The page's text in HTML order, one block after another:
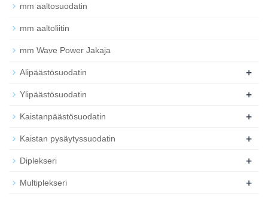
mm aaltosuodatin
mm aaltoliitin
mm Wave Power Jakaja
Alipäästösuodatin +
Ylipäästösuodatin +
Kaistanpäästösuodatin +
Kaistan pysäytyssuodatin +
Diplekseri +
Multiplekseri +